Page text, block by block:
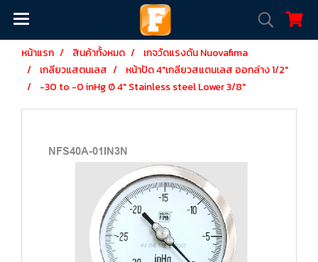
หน้าแรก สินค้าทั้งหมด
เกจวัดแรงดัน Nuovafima
เกลียวแสตนเลส
หน้าปัด 4"เกลียวสแตนเลส ออกล่าง 1/2"
-30 to -0 inHg Ø 4" Stainless steel Lower 3/8"